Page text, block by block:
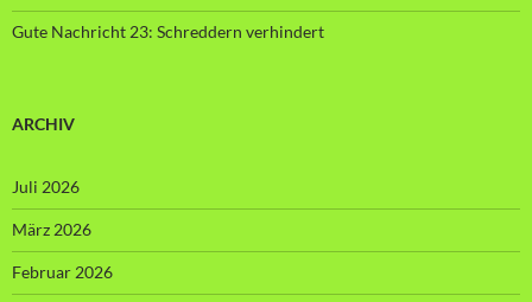
Gute Nachricht 23: Schreddern verhindert
ARCHIV
Juli 2026
März 2026
Februar 2026